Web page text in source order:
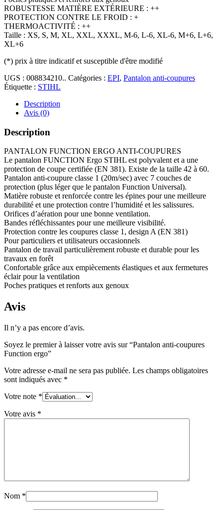
ROBUSTESSE MATIÈRE EXTÉRIEURE : ++
PROTECTION CONTRE LE FROID : +
THERMOACTIVITÉ : ++
Taille : XS, S, M, XL, XXL, XXXL, M-6, L-6, XL-6, M+6, L+6,
XL+6
(*) prix à titre indicatif et susceptible d'être modifié
UGS : 008834210.. Catégories : EPI, Pantalon anti-coupures
Étiquette : STIHL
Description
Avis (0)
Description
PANTALON FUNCTION ERGO ANTI-COUPURES
Le pantalon FUNCTION Ergo STIHL est polyvalent et a une
protection de coupe certifiée (EN 381). Existe de la taille 42 à 60.
Pantalon anti-coupure classe 1 (20m/sec) avec 7 couches de
protection (plus léger que le pantalon Function Universal).
Matière robuste et renforcée contre les épines pour une meilleure
durabilité et une protection contre l’humidité et les salissures.
Orifices d’aération pour une bonne ventilation.
Bandes réfléchissantes pour une meilleure visibilité.
Protection contre les coupures classe 1, design A (EN 381)
Pour particuliers et utilisateurs occasionnels
Pantalon de travail particulièrement robuste et durable pour les
travaux en forêt
Confortable grâce aux empiècements élastiques et aux fermetures
éclair pour la ventilation
Poches pratiques et renforts aux genoux
Avis
Il n’y a pas encore d’avis.
Soyez le premier à laisser votre avis sur “Pantalon anti-coupures
Function ergo”
Votre adresse e-mail ne sera pas publiée. Les champs obligatoires
sont indiqués avec *
Votre note *
Votre avis *
Nom *